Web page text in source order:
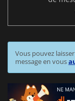
Vous pouvez
message en vous